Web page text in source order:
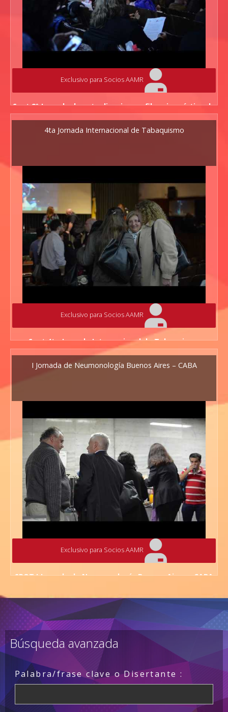
Exclusivo para Socios AAMR
Spot 2º Jornada de actualizacion en fibrosis quística de
la AAMR
14 de Julio de 2017 - Universidad del Salvador
4ta Jornada Internacional de Tabaquismo
Exclusivo para Socios AAMR
Spot 4ta Jornada Internacional de Tabaquismo
7 y 8 de julio de 2017 - Auditorio de Universidad del
I Jornada de Neumonología Buenos Aires – CABA
Exclusivo para Socios AAMR
SPOT I Jornada de Neumonología Buenos Aires – CABA
Viernes 16 de Junio 2017 - Auditorio Universidad El
Salvador Tucumán 1845 - CABA
Búsqueda avanzada
Palabra/frase clave o Disertante :